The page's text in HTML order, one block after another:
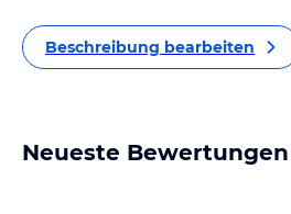
Beschreibung bearbeiten
Neueste Bewertungen